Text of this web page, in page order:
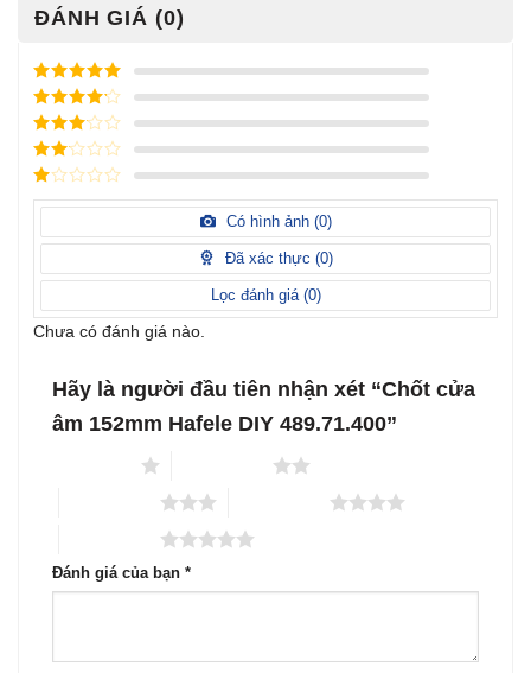
ĐÁNH GIÁ (0)
Được xếp
hạng
5
5
sao
Được xếp
hạng
4
5
sao
Được
xếp
hạng3
5 sao
Được
hạng
sao
Được
hạng
1
sao
Có hình ảnh (0)
Đã xác thực (0)
Lọc đánh giá (0)
Chưa có đánh giá nào.
Hãy là người đầu tiên nhận xét “Chốt cửa
âm 152mm Hafele DIY 489.71.400”
Đánh giá của bạn *